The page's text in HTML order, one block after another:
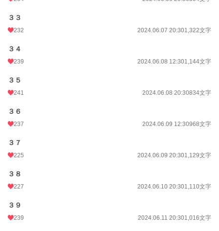
３３
232 2024.06.07 20:301,322文字
３４
239 2024.06.08 12:301,144文字
３５
241 2024.06.08 20:30834文字
３６
237 2024.06.09 12:30968文字
３７
225 2024.06.09 20:301,129文字
３８
227 2024.06.10 20:301,110文字
３９
239 2024.06.11 20:301,016文字